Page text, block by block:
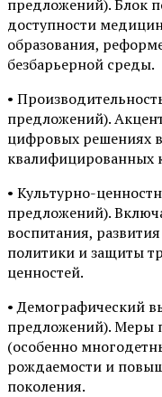
предложений). Блок
доступности
образования,
безбарьерной среды.
•
предложений).
цифровых решениях
квалифицированных
• Культурно-
предложений).
воспитания,
политики и защиты
ценностей.
• Демографический
предложений). Меры
(особенно
рождаемости и
поколения.